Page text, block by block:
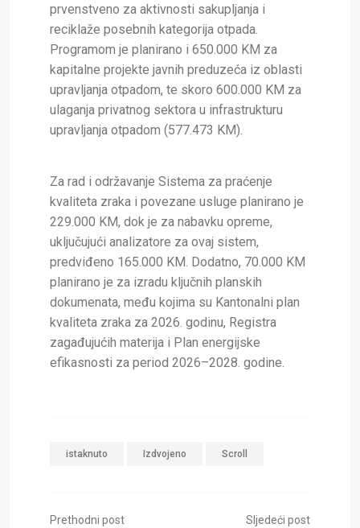
prvenstveno za aktivnosti sakupljanja i
reciklaže posebnih kategorija otpada.
Programom je planirano i 650.000 KM za
kapitalne projekte javnih preduzeća iz oblasti
upravljanja otpadom, te skoro 600.000 KM za
ulaganja privatnog sektora u infrastrukturu
upravljanja otpadom (577.473 KM).
Za rad i održavanje Sistema za praćenje
kvaliteta zraka i povezane usluge planirano je
229.000 KM, dok je za nabavku opreme,
uključujući analizatore za ovaj sistem,
predviđeno 165.000 KM. Dodatno, 70.000 KM
planirano je za izradu ključnih planskih
dokumenata, među kojima su Kantonalni plan
kvaliteta zraka za 2026. godinu, Registra
zagađujućih materija i Plan energijske
efikasnosti za period 2026–2028. godine.
istaknuto Izdvojeno Scroll
Prethodni post Sljedeći post